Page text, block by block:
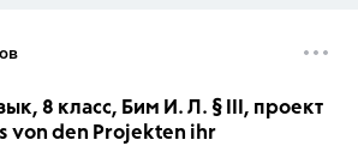
8 класс, Бим И. Л. § III, проект
von den Projekten ihr